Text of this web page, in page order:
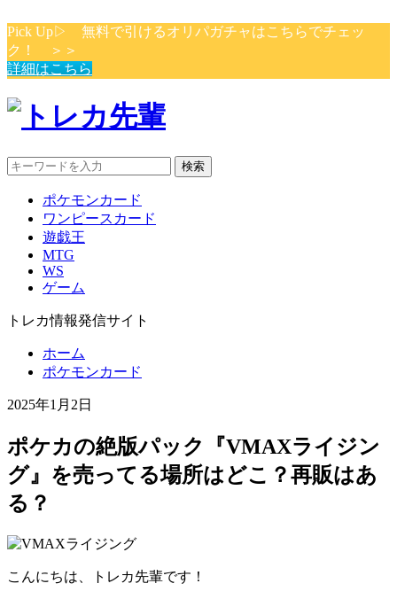
Pick Up▷ 無料で引けるオリパガチャはこちらでチェッ
ク！ ＞＞
詳細はこちら
検索
ポケモンカード
ワンピースカード
遊戯王
MTG
WS
ゲーム
トレカ情報発信サイト
ホーム
ポケモンカード
2025年1月2日
ポケカの絶版パック『VMAXライジン
グ』を売ってる場所はどこ？再販はあ
る？
こんにちは、トレカ先輩です！